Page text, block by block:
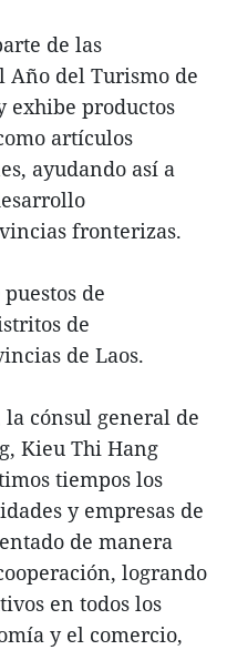
de las
Año del Turismo de
exhibe productos
artículos
ayudando así a
fronterizas.
de
de
de Laos.
cónsul general de
Kieu Thi Hang
tiempos los
y empresas de
de manera
logrando
en todos los
y el comercio,